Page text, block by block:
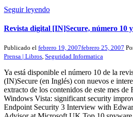
Seguir leyendo
Revista digital [IN]Secure, número 10
Publicado el febrero 19, 2007febrero 25, 2007
Prensa | Libros, Seguridad Informatica
Ya está disponible el número 10 de la
(IN)Secure (en Inglés) con nuevos e
extracto de los contenidos de este mes
Windows Vista: significant security
Endpoint Security 3 Interview with